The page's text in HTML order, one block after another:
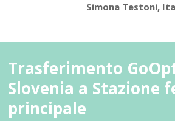
Simona Testoni,
Trasferimento
Slovenia a Stazione
principale